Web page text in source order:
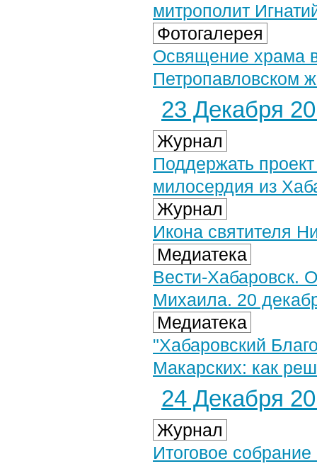
митрополит
Фотогалерея
Освящение храма
Петропавловском
23 Декабря
Журнал
Поддержать
милосердия из
Журнал
Икона святителя
Медиатека
Вести-Хабаровск.
Михаила. 20
Медиатека
"Хабаровский
Макарских: как
24 Декабря
Журнал
Итоговое